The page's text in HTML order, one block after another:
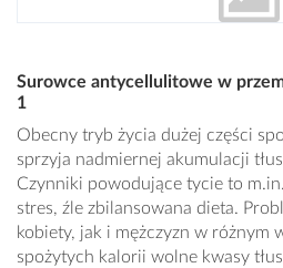
Surowce antycellulitowe w
1
Obecny tryb życia dużej części
sprzyja nadmiernej akumulacji
Czynniki powodujące tycie to
stres, źle zbilansowana dieta.
kobiety, jak i mężczyzn w różnym
spożytych kalorii wolne kwasy